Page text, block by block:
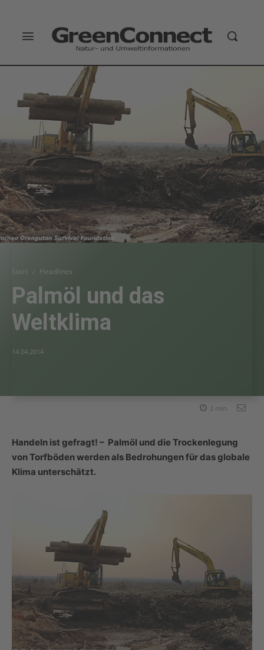
Start Headlines
Palmöl und das
Weltklima
14.04.2014
2 min.
Handeln ist gefragt! – Palmöl und die Trockenlegung
von Torfböden werden als Bedrohungen für das globale
Klima unterschätzt.